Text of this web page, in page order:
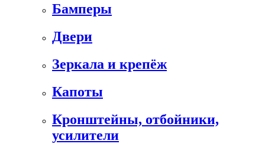
Бамперы
Двери
Зеркала и крепёж
Капоты
Кронштейны, отбойники,
усилители